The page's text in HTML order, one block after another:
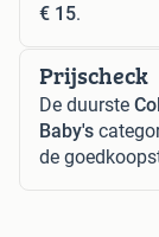
€ 15.
Prijscheck
De duurste
Baby's
de